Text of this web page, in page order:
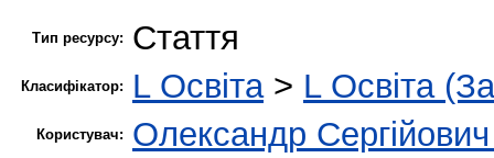
Тип ресурсу: Стаття
Класифікатор: L Освіта> L Освіта
Користувач: Олександр